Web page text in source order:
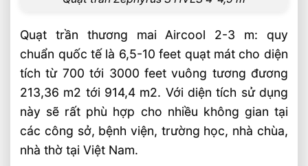
Quạt trần thương mai Aircool 2-3 m: quy
chuẩn quốc tế là 6,5-10 feet quạt mát cho diện
tích từ 700 tới 3000 feet vuông tương đương
213,36 m2 tới 914,4 m2. Với diện tích sử dụng
này sẽ rất phù hợp cho nhiều không gian tại
các công sở, bệnh viện, trường học, nhà chùa,
nhà thờ tại Việt Nam.